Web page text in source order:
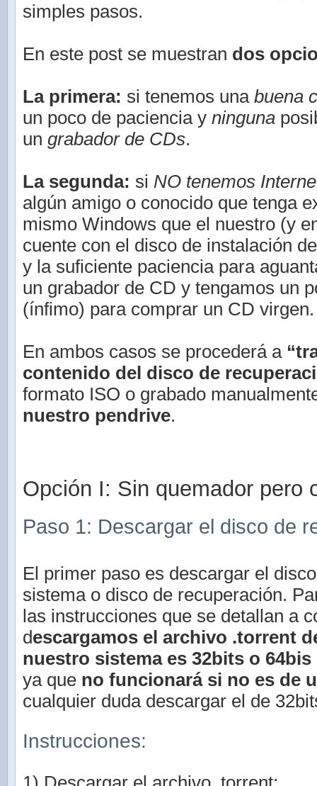
simples pasos.
En este post se muestran dos
La primera: si tenemos una buena
un poco de paciencia y ninguna
un grabador de CDs.
La segunda: si NO tenemos
algún amigo o conocido que tenga
mismo Windows que el nuestro (y
cuente con el disco de instalación
y la suficiente paciencia para
un grabador de CD y tengamos un
(ínfimo) para comprar un CD virgen.
En ambos casos se procederá a
contenido del disco de
formato ISO o grabado
nuestro pendrive.
Opción I: Sin quemador pero
Paso 1: Descargar el disco de
El primer paso es descargar el
sistema o disco de recuperación.
las instrucciones que se detallan a
descargamos el archivo .torrent
nuestro sistema es 32bits o 64bis
ya que no funcionará si no es de
cualquier duda descargar el de
Instrucciones: